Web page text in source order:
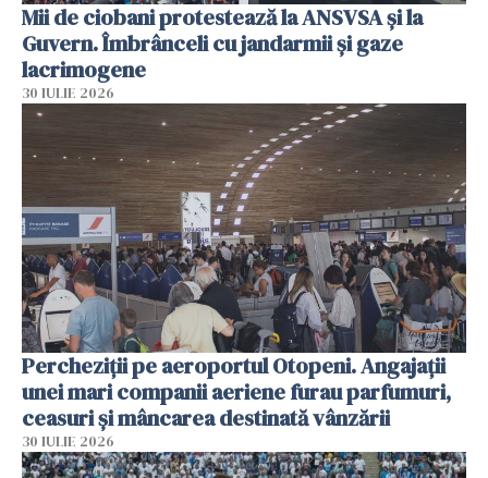
Mii de ciobani protestează la ANSVSA și la
Guvern. Îmbrânceli cu jandarmii și gaze
lacrimogene
30 IULIE 2026
Percheziții pe aeroportul Otopeni. Angajații
unei mari companii aeriene furau parfumuri,
ceasuri și mâncarea destinată vânzării
30 IULIE 2026